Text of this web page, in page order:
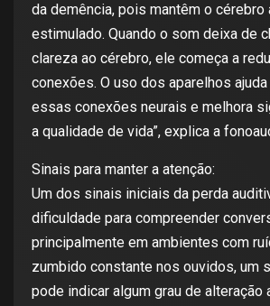
da demência, pois mantêm o cérebro
estimulado. Quando o som deixa de
clareza ao cérebro, ele começa a
conexões. O uso dos aparelhos
essas conexões neurais e melhora
a qualidade de vida”, explica a
Sinais para manter a atenção:
Um dos sinais iniciais da perda
dificuldade para compreender
principalmente em ambientes com
zumbido constante nos ouvidos, um
pode indicar algum grau de alteração